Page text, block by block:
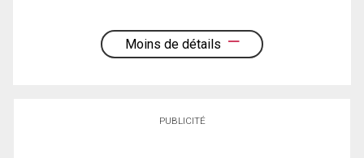
Moins de détails
PUBLICITÉ